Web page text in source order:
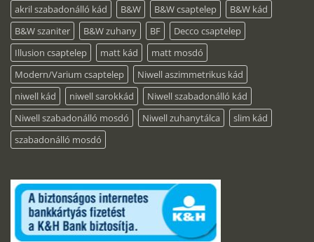
akril szabadonálló kád B&W B&W csaptelep
B&W kád
B&W szaniter
B&W zuhany BF
Decco csaptelep
Illusion csaptelep
matt kád
matt mosdó
Modern/Varium csaptelep
Niwell aszimmetrikus kád
niwell kád
niwell sarokkád
Niwell szabadonálló kád
Niwell szabadonálló mosdó
Niwell zuhanytálca
slim kád
szabadonálló mosdó